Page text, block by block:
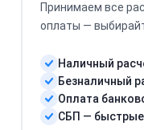
Принимаем все
оплаты —
Наличный
Безналичный
Оплата
СБП —